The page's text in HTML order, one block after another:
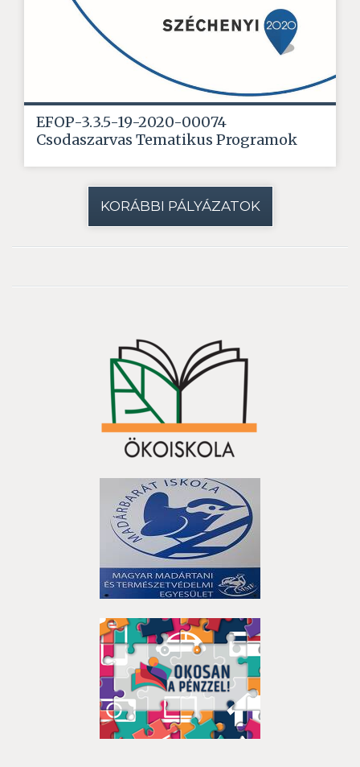
EFOP-3.3.5-19-2020-00074
Csodaszarvas Tematikus Programok
KORÁBBI PÁLYÁZATOK